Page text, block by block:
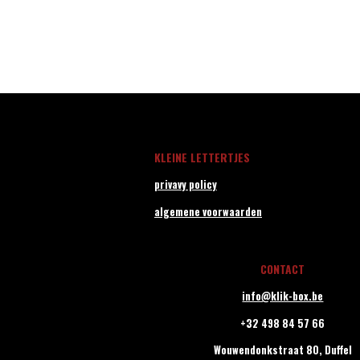
KLEINE LETTERTJES
privavy policy
algemene voorwaarden
CONTACT
info@klik-box.be
+32 498 84 57 66
Wouwendonkstraat 80, Duffel